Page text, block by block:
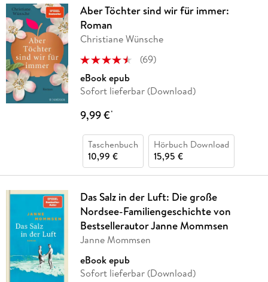
Aber Töchter sind wir für immer:
Roman
Christiane Wünsche
(69)
eBook epub
Sofort lieferbar (Download)
9,99 €*
Taschenbuch
10,99 €
Hörbuch Download
15,95 €
Das Salz in der Luft: Die große
Nordsee-Familiengeschichte von
Bestsellerautor Janne Mommsen
Janne Mommsen
eBook epub
Sofort lieferbar (Download)